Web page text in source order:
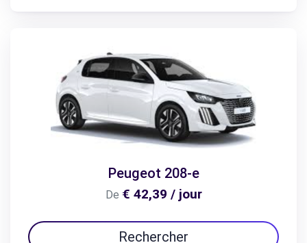
Peugeot 208-e
De € 42,39 / jour
Rechercher